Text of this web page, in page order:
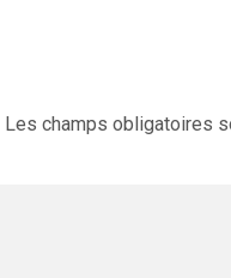
Les champs obligatoires